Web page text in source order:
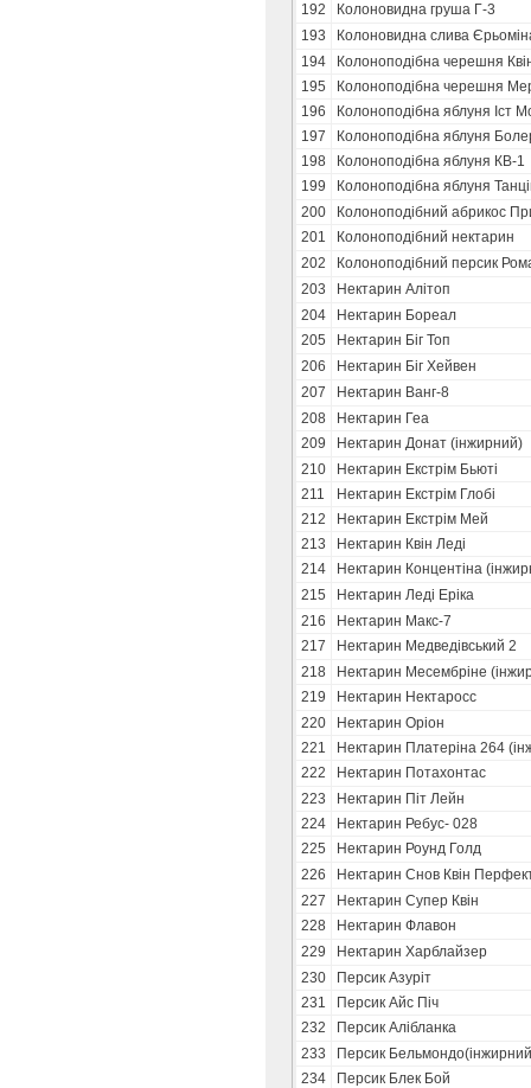
192
Колоновидна груша Г-3
193
Колоновидна слива
194
Колоноподібна черешня
195
Колоноподібна черешня
196
Колоноподібна яблуня Іст
197
Колоноподібна яблуня
198
Колоноподібна яблуня КВ-1
199
Колоноподібна яблуня
200
Колоноподібний абрикос
201
Колоноподібний нектарин
202
Колоноподібний персик
203
Нектарин Алітоп
204
Нектарин Бореал
205
Нектарин Біг Топ
206
Нектарин Біг Хейвен
207
Нектарин Ванг-8
208
Нектарин Геа
209
Нектарин Донат (інжирний)
210
Нектарин Екстрім Бьюті
211
Нектарин Екстрім Глобі
212
Нектарин Екстрім Мей
213
Нектарин Квін Леді
214
Нектарин Концентіна
215
Нектарин Леді Еріка
216
Нектарин Макс-7
217
Нектарин Медведівський 2
218
Нектарин Месембріне
219
Нектарин Нектаросс
220
Нектарин Оріон
221
Нектарин Платеріна 264
222
Нектарин Потахонтас
223
Нектарин Піт Лейн
224
Нектарин Ребус- 028
225
Нектарин Роунд Голд
226
Нектарин Снов Квін
227
Нектарин Супер Квін
228
Нектарин Флавон
229
Нектарин Харблайзер
230
Персик Азуріт
231
Персик Айс Піч
232
Персик Алібланка
233
Персик
234
Персик Блек Бой